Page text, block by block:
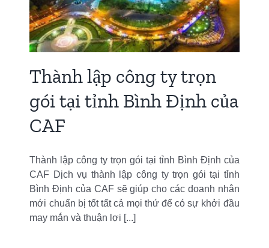
Thành lập công ty trọn
gói tại tỉnh Bình Định của
CAF
Thành lập công ty trọn gói tại tỉnh Bình Định của
CAF Dịch vụ thành lập công ty trọn gói tại tỉnh
Bình Định của CAF sẽ giúp cho các doanh nhân
mới chuẩn bị tốt tất cả mọi thứ để có sự khởi đầu
may mắn và thuận lợi [...]